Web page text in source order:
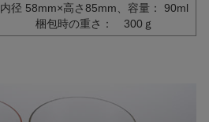
内径 58mm×高さ85mm、容量： 90ml
梱包時の重さ： 300ｇ